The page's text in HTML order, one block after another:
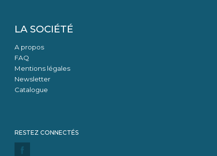
LA SOCIÉTÉ
A propos
FAQ
Mentions légales
Newsletter
Catalogue